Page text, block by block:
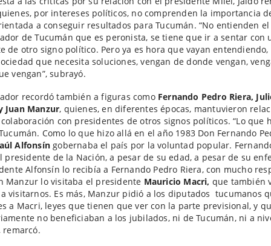
por intereses políticos, no comprenden la importancia
a conseguir resultados para Tucumán. “No entienden
de Tucumán que es peronista, se tiene que ir a sentar con
de otro signo político. Pero ya es hora que vayan
que necesita soluciones, vengan de donde vengan,
vengan”, subrayó.
recordó también a figuras como Fernando Pedro Riera,
Juan Manzur, quienes, en diferentes épocas, mantuvieron
con presidentes de otros signos políticos. “Lo que
Como lo que hizo allá en el año 1983 Don Fernando
Alfonsín gobernaba el país por la voluntad popular.
presidente de la Nación, a pesar de su edad, a pesar de su
Alfonsín lo recibía a Fernando Pedro Riera, con mucho
Manzur lo visitaba el presidente Mauricio Macri, que también
visitarnos. Es más, Manzur pidió a los diputados tucumanos
a Macri, leyes que tienen que ver con la parte previsional, y
no beneficiaban a los jubilados, ni de Tucumán, ni a
remarcó.